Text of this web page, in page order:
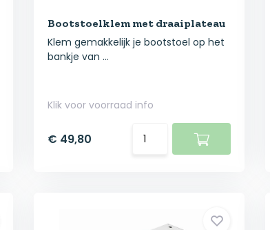
Bootstoelklem met draaiplateau
Klem gemakkelijk je bootstoel op het
bankje van ...
Klik voor voorraad info
€ 49,80